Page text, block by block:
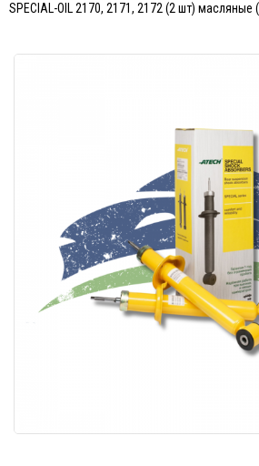
SPECIAL-OIL 2170, 2171, 2172 (2 шт) масляные